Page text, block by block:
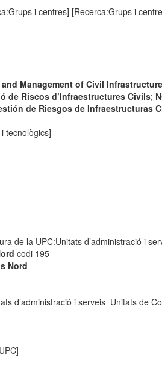
i centres] [Recerca:Grups i
Management of Civil
de Riscos d’Infraestructures Civils;
de Riesgos de Infraestructuras
tecnològics]
de la UPC:Unitats d’administració i
codi 195
Nord
d’administració i serveis_Unitats de